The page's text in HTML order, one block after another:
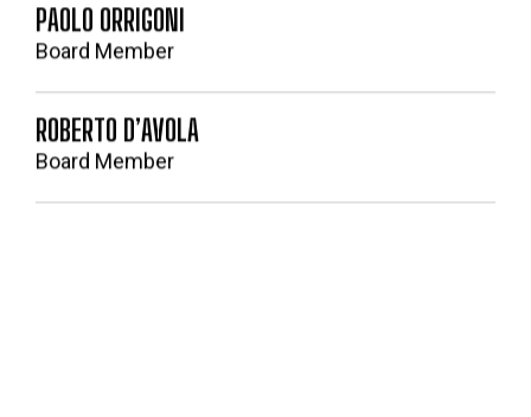
PAOLO ORRIGONI
Board Member
ROBERTO D’AVOLA
Board Member